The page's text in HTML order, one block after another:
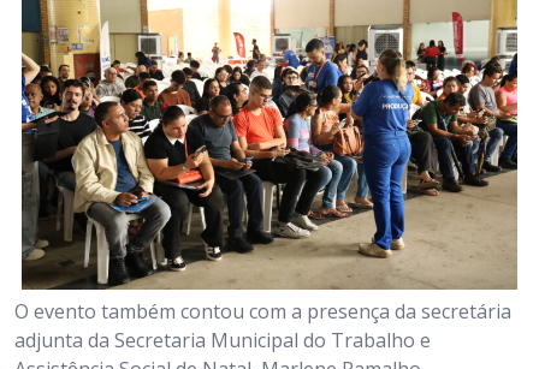
O evento também contou com a presença da secretária
adjunta da Secretaria Municipal do Trabalho e